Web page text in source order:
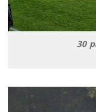
30